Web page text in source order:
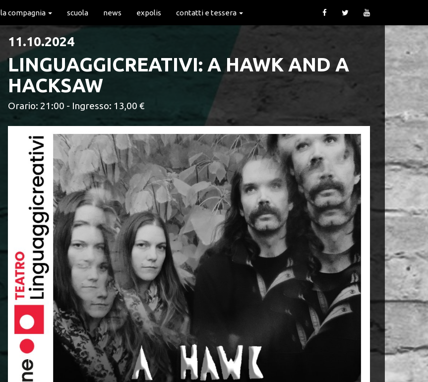
la compagnia scuola news expolis contatti e tessera
11.10.2024
LINGUAGGICREATIVI: A HAWK AND A
HACKSAW
Orario: 21:00 - Ingresso: 13,00 €